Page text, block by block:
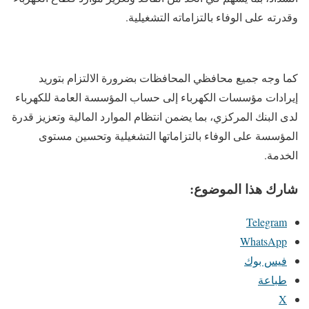
وقدرته على الوفاء بالتزاماته التشغيلية.
كما وجه جميع محافظي المحافظات بضرورة الالتزام بتوريد
إيرادات مؤسسات الكهرباء إلى حساب المؤسسة العامة للكهرباء
لدى البنك المركزي، بما يضمن انتظام الموارد المالية وتعزيز قدرة
المؤسسة على الوفاء بالتزاماتها التشغيلية وتحسين مستوى
الخدمة.
شارك هذا الموضوع:
Telegram
WhatsApp
فيس بوك
طباعة
X